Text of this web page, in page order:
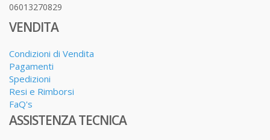
06013270829
VENDITA
Condizioni di Vendita
Pagamenti
Spedizioni
Resi e Rimborsi
FaQ's
ASSISTENZA TECNICA